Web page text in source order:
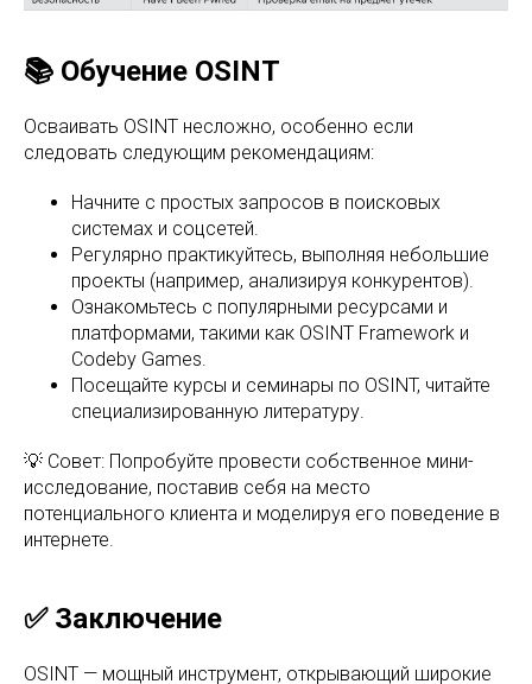
📚 Обучение OSINT
Осваивать OSINT несложно, особенно если
следовать следующим рекомендациям:
Начните с простых запросов в поисковых
системах и соцсетей.
Регулярно практикуйтесь, выполняя небольшие
проекты (например, анализируя конкурентов).
Ознакомьтесь с популярными ресурсами и
платформами, такими как OSINT Framework и
Codeby Games.
Посещайте курсы и семинары по OSINT, читайте
специализированную литературу.
💡 Совет: Попробуйте провести собственное мини-
исследование, поставив себя на место
потенциального клиента и моделируя его поведение в
интернете.
✅ Заключение
OSINT — мощный инструмент, открывающий широкие